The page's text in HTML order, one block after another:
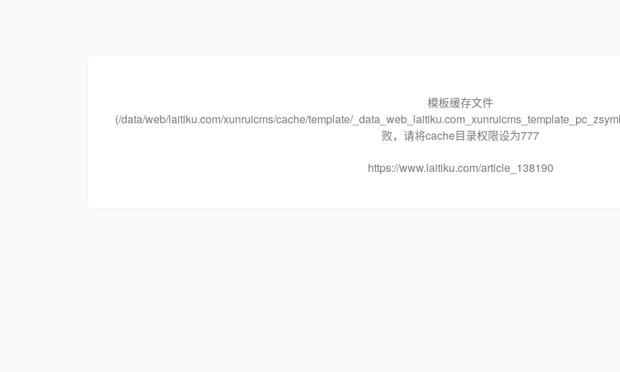
模板缓存文件
(/data/web/laitiku.com/xunruicms/cache/template/
败，请将cache目录权限设为777
https://www.laitiku.com/article_138190